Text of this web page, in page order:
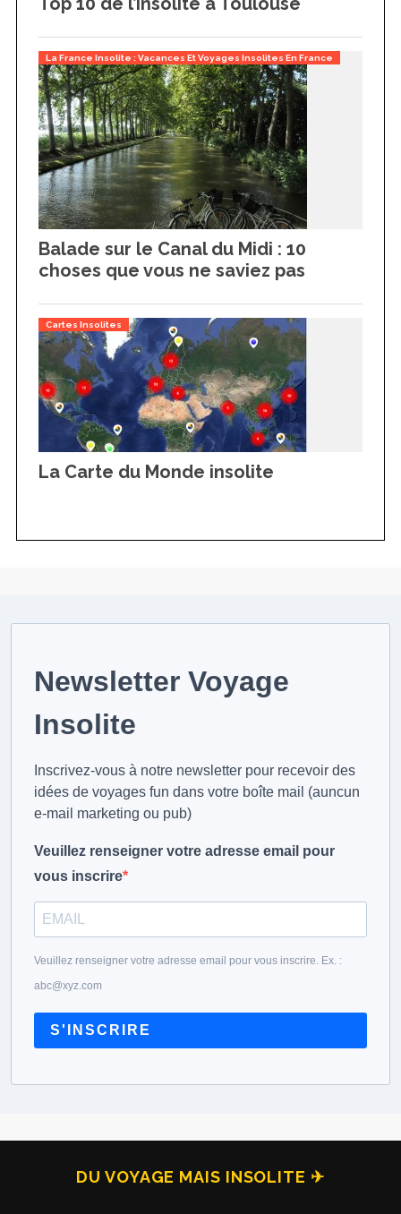
La France Insolite : Vacances Et Voyages Insolites En France
Balade sur le Canal du Midi : 10
choses que vous ne saviez pas
Cartes Insolites
La Carte du Monde insolite
Newsletter Voyage
Insolite
Inscrivez-vous à notre newsletter pour recevoir des
idées de voyages fun dans votre boîte mail (auncun
e-mail marketing ou pub)
Veuillez renseigner votre adresse email pour
vous inscrire
Veuillez renseigner votre adresse email pour vous inscrire. Ex. :
abc@xyz.com
S'INSCRIRE
DU VOYAGE MAIS INSOLITE ✈